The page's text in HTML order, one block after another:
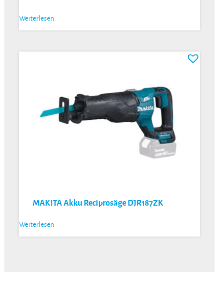
Weiterlesen
MAKITA Akku Reciprosäge DJR187ZK
Weiterlesen